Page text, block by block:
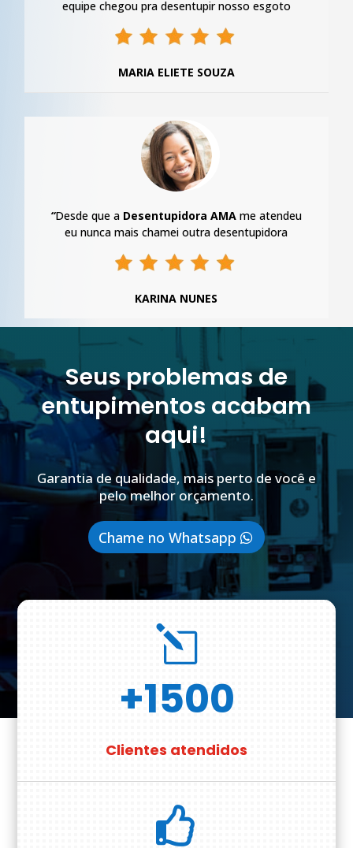
equipe chegou pra desentupir nosso esgoto
MARIA ELIETE SOUZA
“Desde que a Desentupidora AMA me atendeu
eu nunca mais chamei outra desentupidora
KARINA NUNES
Seus problemas de
entupimentos acabam
aqui!
Garantia de qualidade, mais perto de você e
pelo melhor orçamento.
Chame no Whatsapp
l
+1500
Clientes atendidos
